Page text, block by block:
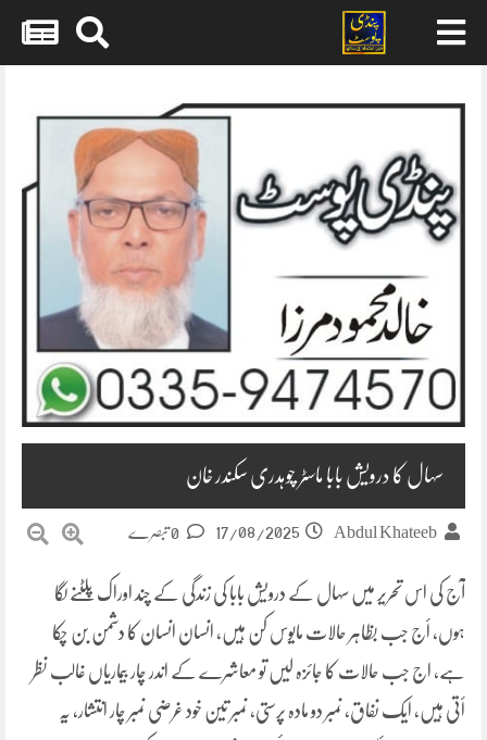
content
سہال کا درویش بابا ماسٹر چوہدری سکندر خان
Abdul Khateeb
17/08/2025
آج کی اس تحریر میں سہال کے درویش بابا کی زندگی کے چند اوراک پلٹنے لگا
ہوں، أج جب بظاہر حالات مایوس کن ہیں، انسان انسان کا دشمن بن چکا
ہے، اج جب حالات کا جائزہ لیں تو معاشرے کے اندر چار بیماریاں غالب نظر
أتی ہیں، ایک نفاق، نمبر دو مادہ پرستی، نمبر تین خود غرضی نمبر چار انتشار، یہ